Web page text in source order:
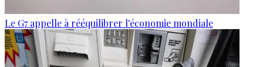
Le G7 appelle à rééquilibrer l'économie mondiale